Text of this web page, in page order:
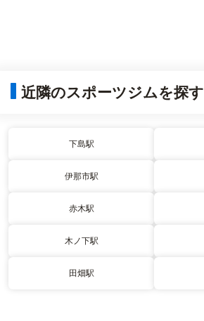
近隣のスポーツジムを探す
下島駅
伊那市駅
赤木駅
木ノ下駅
田畑駅